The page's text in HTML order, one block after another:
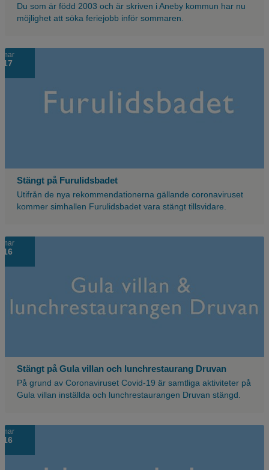
Du som är född 2003 och är skriven i Aneby kommun har nu
möjlighet att söka feriejobb inför sommaren.
mar
17
Stängt på Furulidsbadet
Utifrån de nya rekommendationerna gällande coronaviruset
kommer simhallen Furulidsbadet vara stängt tillsvidare.
Ljusblå
bakgrund
med
furulidsbadet.
mar
16
Stängt på Gula villan och lunchrestaurang Druvan
På grund av Coronaviruset Covid-19 är samtliga aktiviteter på
Gula villan inställda och lunchrestaurangen Druvan stängd.
Blå
bakgrund
med
villan
och
mar
16
Ljusblå
bakgrund
med